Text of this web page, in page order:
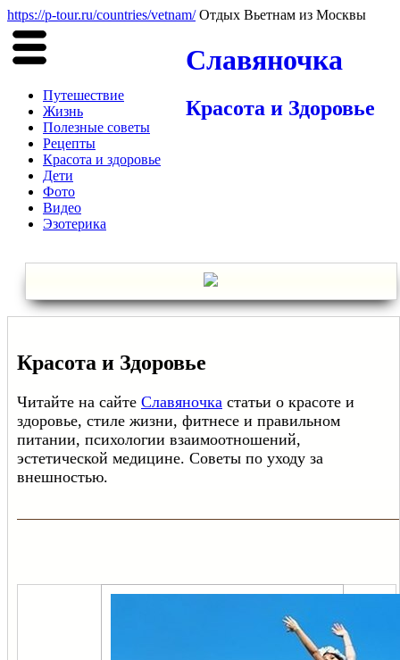
https://p-tour.ru/countries/vetnam/Отдых Вьетнам из Москвы
Славяночка
Красота и Здоровье
Путешествие
Жизнь
Полезные советы
Рецепты
Красота и здоровье
Дети
Фото
Видео
Эзотерика
Красота и Здоровье
Читайте на сайте Славяночка статьи о красоте и
здоровье, стиле жизни, фитнесе и правильном
питании, психологии взаимоотношений,
эстетической медицине. Советы по уходу за
внешностью.